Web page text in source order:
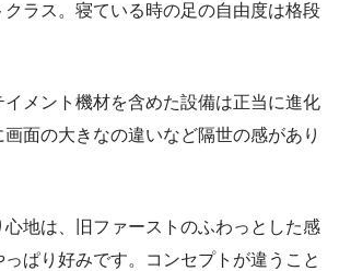
クラス。寝ている時の足の自由度は格段
イメント機材を含めた設備は正当に進化
画面の大きなの違いなど隔世の感があり
心地は、旧ファーストのふわっとした感
っぱり好みです。コンセプトが違うこと